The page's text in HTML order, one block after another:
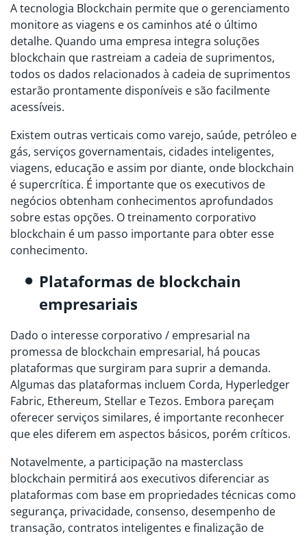
A tecnologia Blockchain permite que o gerenciamento
monitore as viagens e os caminhos até o último
detalhe. Quando uma empresa integra soluções
blockchain que rastreiam a cadeia de suprimentos,
todos os dados relacionados à cadeia de suprimentos
estarão prontamente disponíveis e são facilmente
acessíveis.
Existem outras verticais como varejo, saúde, petróleo e
gás, serviços governamentais, cidades inteligentes,
viagens, educação e assim por diante, onde blockchain
é supercrítica. É importante que os executivos de
negócios obtenham conhecimentos aprofundados
sobre estas opções. O treinamento corporativo
blockchain é um passo importante para obter esse
conhecimento.
Plataformas de blockchain
empresariais
Dado o interesse corporativo / empresarial na
promessa de blockchain empresarial, há poucas
plataformas que surgiram para suprir a demanda.
Algumas das plataformas incluem Corda, Hyperledger
Fabric, Ethereum, Stellar e Tezos. Embora pareçam
oferecer serviços similares, é importante reconhecer
que eles diferem em aspectos básicos, porém críticos.
Notavelmente, a participação na masterclass
blockchain permitirá aos executivos diferenciar as
plataformas com base em propriedades técnicas como
segurança, privacidade, consenso, desempenho de
transação, contratos inteligentes e finalização de